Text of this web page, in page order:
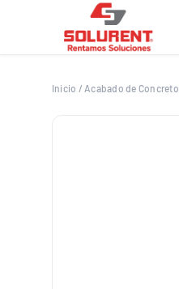
Inicio / Acabado de Concreto